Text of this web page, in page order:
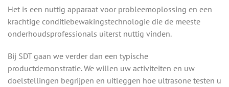
Het is een nuttig apparaat voor probleemoplossing en een
krachtige conditiebewakingstechnologie die de meeste
onderhoudsprofessionals uiterst nuttig vinden.
Bij SDT gaan we verder dan een typische
productdemonstratie. We willen uw activiteiten en uw
doelstellingen begrijpen en uitleggen hoe ultrasone testen u